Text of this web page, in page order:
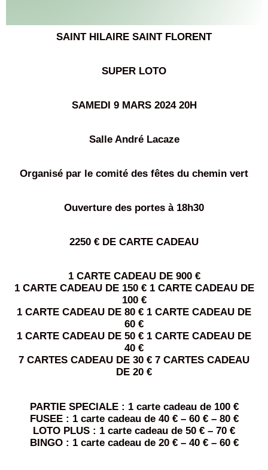
SAINT HILAIRE SAINT FLORENT
SUPER LOTO
SAMEDI 9 MARS 2024 20H
Salle André Lacaze
Organisé par le comité des fêtes du chemin vert
Ouverture des portes à 18h30
2250 € DE CARTE CADEAU
1 CARTE CADEAU DE 900 €
1 CARTE CADEAU DE 150 € 1 CARTE CADEAU DE
100 €
1 CARTE CADEAU DE 80 € 1 CARTE CADEAU DE
60 €
1 CARTE CADEAU DE 50 € 1 CARTE CADEAU DE
40 €
7 CARTES CADEAU DE 30 € 7 CARTES CADEAU
DE 20 €
PARTIE SPECIALE : 1 carte cadeau de 100 €
FUSEE : 1 carte cadeau de 40 € – 60 € – 80 €
LOTO PLUS : 1 carte cadeau de 50 € – 70 €
BINGO : 1 carte cadeau de 20 € – 40 € – 60 €